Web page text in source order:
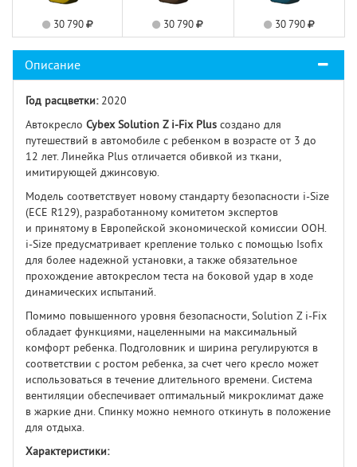
30 790 30 790 30 790
Описание
Год расцветки: 2020
Автокресло Cybex Solution Z i-Fix Plus создано для
путешествий в автомобиле с ребенком в возрасте от 3 до
12 лет. Линейка Plus отличается обивкой из ткани,
имитирующей джинсовую.
Модель соответствует новому стандарту безопасности i-Size
(ECE R129), разработанному комитетом экспертов
и принятому в Европейской экономической комиссии ООН.
i-Size предусматривает крепление только с помощью Isofix
для более надежной установки, а также обязательное
прохождение автокреслом теста на боковой удар в ходе
динамических испытаний.
Помимо повышенного уровня безопасности, Solution Z i-Fix
обладает функциями, нацеленными на максимальный
комфорт ребенка. Подголовник и ширина регулируются в
соответствии с ростом ребенка, за счет чего кресло может
использоваться в течение длительного времени. Система
вентиляции обеспечивает оптимальный микроклимат даже
в жаркие дни. Спинку можно немного откинуть в положение
для отдыха.
Характеристики: